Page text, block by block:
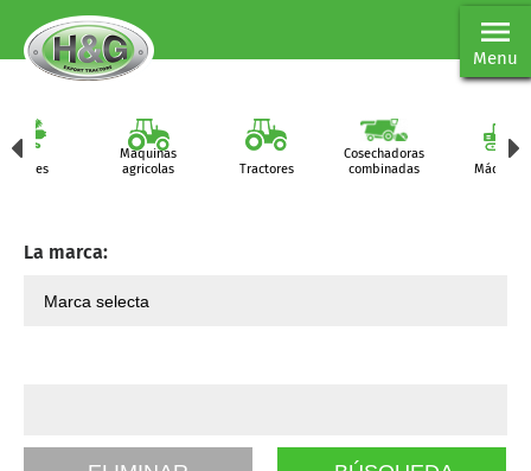
Menu
Partes
Maquinas
agricolas
Tractores
Cosechadoras
combinadas
Máquinas
La marca: